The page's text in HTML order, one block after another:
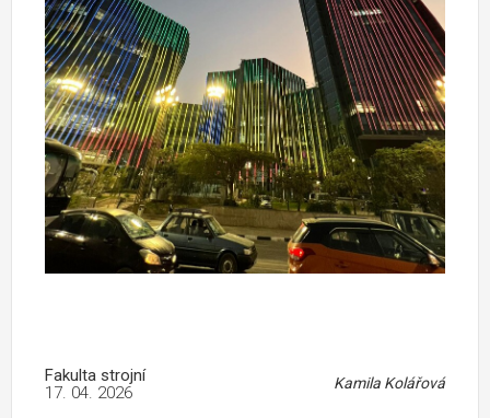
Fakulta strojní Kamila Kolářová
17. 04. 2026